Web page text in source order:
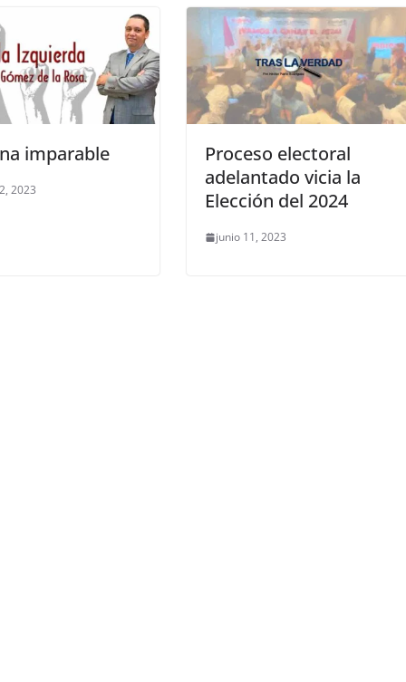
imparable
2023
Proceso electoral
adelantado vicia la
Elección del 2024
junio 11, 2023